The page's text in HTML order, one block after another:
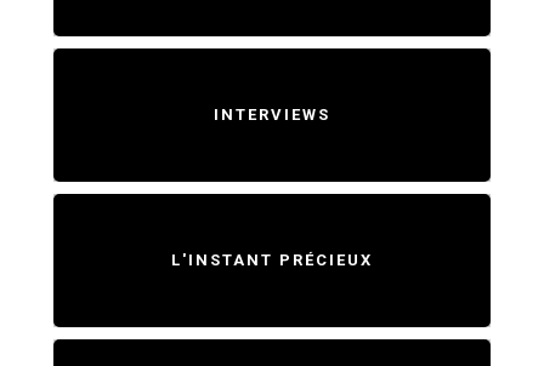
INTERVIEWS
L'INSTANT PRÉCIEUX